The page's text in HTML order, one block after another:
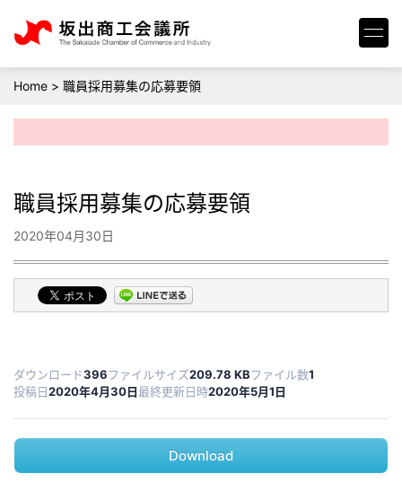
Home > 職員採用募集の応募要領
職員採用募集の応募要領
2020年04月30日
ダウンロード396ファイルサイズ209.78 KBファイル数1
投稿日2020年4月30日最終更新日時2020年5月1日
Download